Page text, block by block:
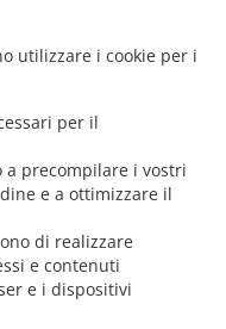
utilizzare i cookie per i
per il
a precompilare i vostri
e a ottimizzare il
di realizzare
e contenuti
e i dispositivi
del cibo Lorentzweiler Hielem
.
Sicilian Consegna del cibo
Sicilian Consegna del
Sicilian Consegna del cibo Alzingen
Consegna del cibo Findel
. Sicilian Consegna del cibo
Fentange